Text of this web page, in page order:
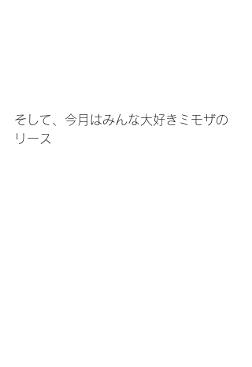
そして、今月はみんな大好きミモザの
リース